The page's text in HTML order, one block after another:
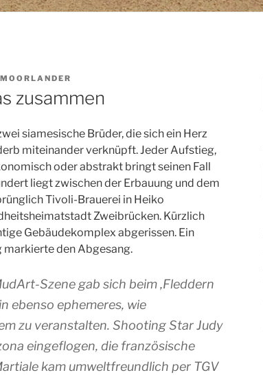
zusammen
siamesische Brüder, die sich ein Herz
miteinander verknüpft. Jeder Aufstieg,
oder abstrakt bringt seinen Fall
liegt zwischen der Erbauung und dem
Tivoli-Brauerei in Heiko
Zweibrücken. Kürzlich
Gebäudekomplex abgerissen. Ein
den Abgesang.
Szene gab sich beim ‚Fleddern
ebenso ephemeres, wie
zu veranstalten. Shooting Star Judy
eingeflogen, die französische
kam umweltfreundlich per TGV